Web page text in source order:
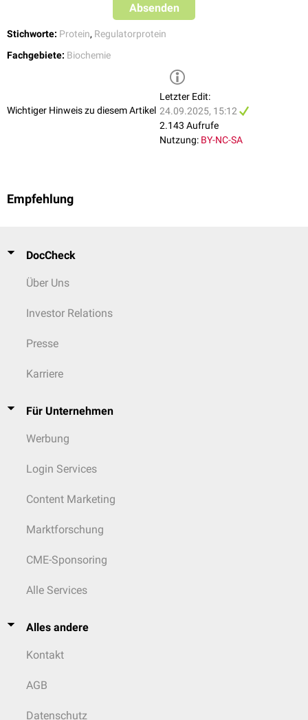
Absenden
Stichworte: Protein, Regulatorprotein
Fachgebiete: Biochemie
Wichtiger Hinweis zu diesem Artikel
Letzter Edit:
24.09.2025, 15:12
2.143 Aufrufe
Nutzung: BY-NC-SA
Empfehlung
DocCheck
Über Uns
Investor Relations
Presse
Karriere
Für Unternehmen
Werbung
Login Services
Content Marketing
Marktforschung
CME-Sponsoring
Alle Services
Alles andere
Kontakt
AGB
Datenschutz